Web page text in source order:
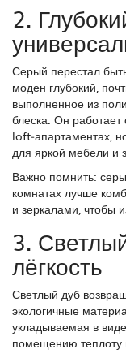
2.
Серый перестал
моден глубокий,
выполненное из
блеска. Он работает
loft‑апартаментах,
для яркой мебели и
Важно помнить:
комнатах лучше
и зеркалами, чтобы
3.
лёгкость
Светлый дуб
экологичные
укладываемая в
помещению теплоту